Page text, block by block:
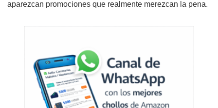
aparezcan promociones que realmente merezcan la pena.